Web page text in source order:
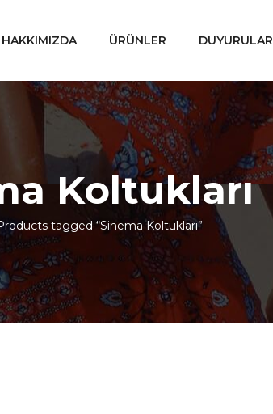
HAKKIMIZDA ÜRÜNLER DUYURULAR
Koltukları
tagged “Sinema Koltukları”